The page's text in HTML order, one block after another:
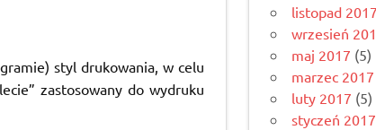
styl drukowania, w celu
zastosowany do wydruku
listopad 2017
wrzesień
maj 2017 (5)
marzec 2017
luty 2017 (5)
styczeń 2017